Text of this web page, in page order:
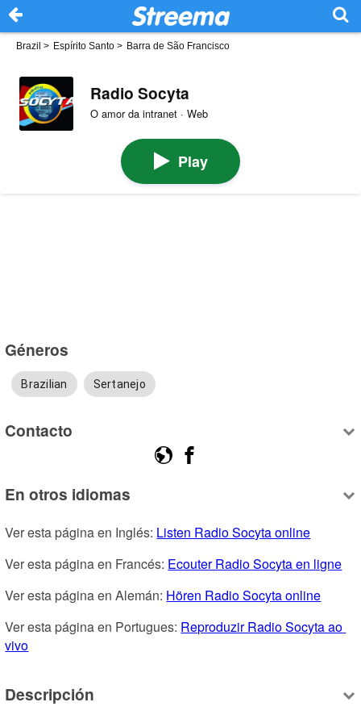
Brazil > Espírito Santo > Barra de São Francisco
Radio Socyta
O amor da intranet · Web
Play
Géneros
Brazilian Sertanejo
Contacto
En otros idiomas
Ver esta página en Inglés: Listen Radio Socyta online
Ver esta página en Francés: Ecouter Radio Socyta en ligne
Ver esta página en Alemán: Hören Radio Socyta online
Ver esta página en Portugues: Reproduzir Radio Socyta ao
vivo
Descripción